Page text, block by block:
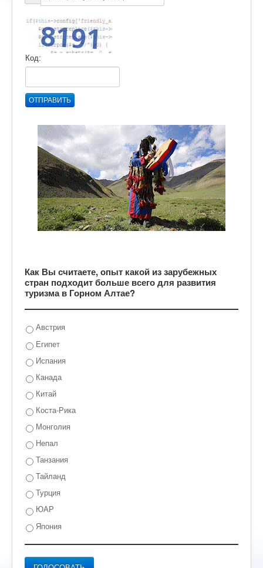
Код:
ОТПРАВИТЬ
Как Вы считаете, опыт какой из зарубежных
стран подходит больше всего для развития
туризма в Горном Алтае?
Австрия
Египет
Испания
Канада
Китай
Коста-Рика
Монголия
Непал
Танзания
Тайланд
Турция
ЮАР
Япония